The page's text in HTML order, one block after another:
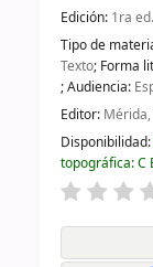
Edición: 1ra ed.
Tipo de
Texto; Forma
; Audiencia:
Editor:
Disponibilidad:
topográfica:C